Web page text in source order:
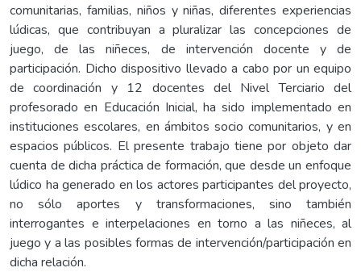
comunitarias, familias, niños y niñas, diferentes experiencias
lúdicas, que contribuyan a pluralizar las concepciones de
juego, de las niñeces, de intervención docente y de
participación. Dicho dispositivo llevado a cabo por un equipo
de coordinación y 12 docentes del Nivel Terciario del
profesorado en Educación Inicial, ha sido implementado en
instituciones escolares, en ámbitos socio comunitarios, y en
espacios públicos. El presente trabajo tiene por objeto dar
cuenta de dicha práctica de formación, que desde un enfoque
lúdico ha generado en los actores participantes del proyecto,
no sólo aportes y transformaciones, sino también
interrogantes e interpelaciones en torno a las niñeces, al
juego y a las posibles formas de intervención/participación en
dicha relación.